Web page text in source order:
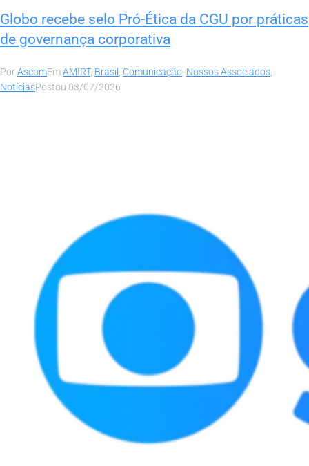
Globo recebe selo Pró-Ética da CGU por práticas
de governança corporativa
PorAscomEmAMIRT, Brasil , Comunicação, Nossos Associados,
NotíciasPostou 03/07/2026